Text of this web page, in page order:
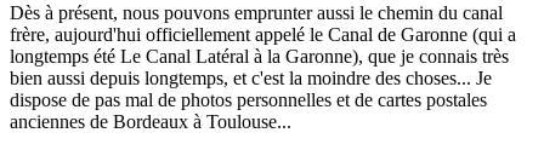
Dès à présent, nous pouvons emprunter aussi le chemin du canal
frère, aujourd'hui officiellement appelé le Canal de Garonne (qui a
longtemps été Le Canal Latéral à la Garonne), que je connais très
bien aussi depuis longtemps, et c'est la moindre des choses... Je
dispose de pas mal de photos personnelles et de cartes postales
anciennes de Bordeaux à Toulouse...